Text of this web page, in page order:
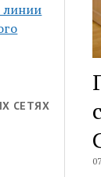
линии
СЕТЯХ